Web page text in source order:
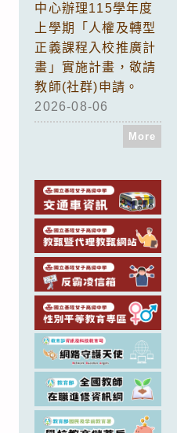
中心辦理115學年度
上學期「人權及轉型
正義課程入校推廣計
畫」實施計畫，敬請
教師(社群)申請。
2026-08-06
More